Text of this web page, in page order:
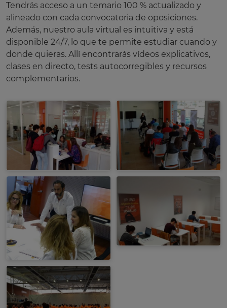
Tendrás acceso a un temario 100 % actualizado y
alineado con cada convocatoria de oposiciones.
Además, nuestro aula virtual es intuitiva y está
disponible 24/7, lo que te permite estudiar cuando y
donde quieras. Allí encontrarás vídeos explicativos,
clases en directo, tests autocorregibles y recursos
complementarios.